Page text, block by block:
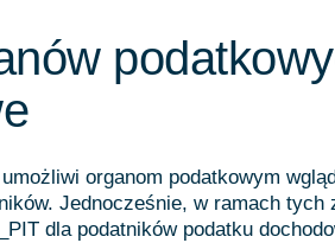
organom podatkowym
Jednocześnie, w ramach tych
dla podatników podatku